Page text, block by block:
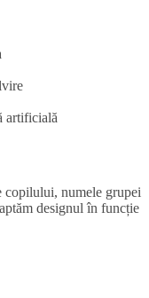
artificială
copilului, numele grupei
designul în funcție